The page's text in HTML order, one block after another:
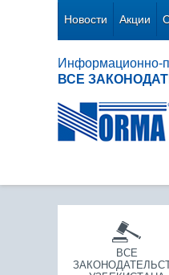
Новости Акции
Информационно-
ВСЕ
ВСЕ